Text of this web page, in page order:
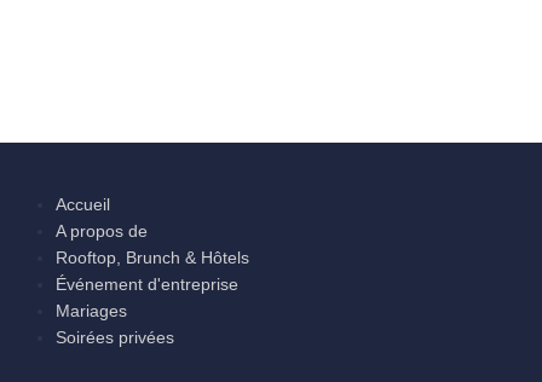
Accueil
A propos de
Rooftop, Brunch & Hôtels
Événement d'entreprise
Mariages
Soirées privées